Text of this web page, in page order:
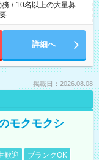
務 / 10名以上の大量募
詳細へ
掲載日：2026.08.08
モクモクシ
歓迎
ブランクOK